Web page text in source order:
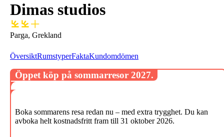
Dimas studios
Parga, Grekland
ÖversiktRumstyperFaktaKundomdömen
Öppet köp på sommarresor 2027.
Boka sommarens resa redan nu – med extra trygghet. Du kan
avboka helt kostnadsfritt fram till 31 oktober 2026.